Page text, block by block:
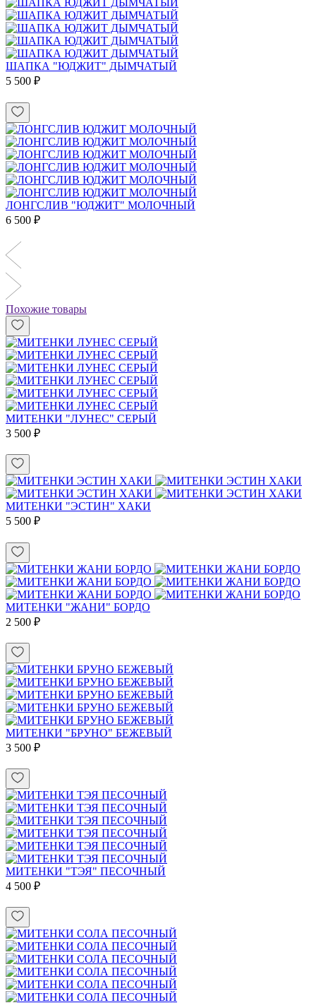
ШАПКА "ЮДЖИТ" ДЫМЧАТЫЙ
5 500 ₽
ЛОНГСЛИВ "ЮДЖИТ" МОЛОЧНЫЙ
6 500 ₽
Похожие товары
МИТЕНКИ "ЛУНЕС" СЕРЫЙ
3 500 ₽
МИТЕНКИ "ЭСТИН" ХАКИ
5 500 ₽
МИТЕНКИ "ЖАНИ" БОРДО
2 500 ₽
МИТЕНКИ "БРУНО" БЕЖЕВЫЙ
3 500 ₽
МИТЕНКИ "ТЭЯ" ПЕСОЧНЫЙ
4 500 ₽